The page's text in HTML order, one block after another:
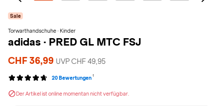
Sale
Torwarthandschuhe · Kinder
adidas · PRED GL MTC FSJ
CHF 36,99 UVP CHF 49,95
20 Bewertungen 1
Der Artikel ist online momentan nicht verfügbar.